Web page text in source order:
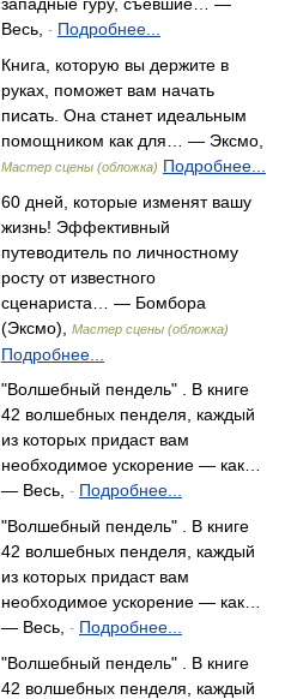
Весь,
- Подробнее...
Книга, которую вы держите в
руках, поможет вам начать
писать. Она станет идеальным
помощником как для… — Эксмо,
Мастер сцены (обложка) Подробнее...
60 дней, которые изменят вашу
жизнь! Эффективный
путеводитель по личностному
росту от известного
сценариста… — Бомбора
(Эксмо),
Мастер сцены (обложка)
Подробнее...
"Волшебный пендель" . В книге
42 волшебных пенделя, каждый
из которых придаст вам
необходимое ускорение — как…
— Весь,
- Подробнее...
"Волшебный пендель" . В книге
42 волшебных пенделя, каждый
из которых придаст вам
необходимое ускорение — как…
— Весь,
- Подробнее...
"Волшебный пендель" . В книге
42 волшебных пенделя, каждый